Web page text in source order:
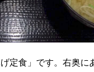
定食」です。右奥に